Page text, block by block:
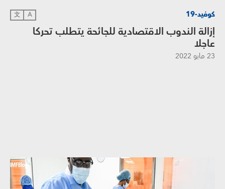
كوفيد-19 A
文
إزالة الندوب الاقتصادية للجائحة يتطلب تحركا
عاجلا
23 مايو 2022